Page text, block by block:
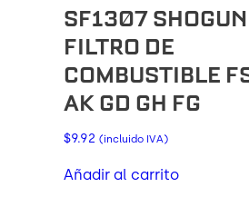
SF1307 SHOGUN
FILTRO DE
COMBUSTIBLE
AK GD GH FG
$9.92 (incluido IVA)
Añadir al carrito